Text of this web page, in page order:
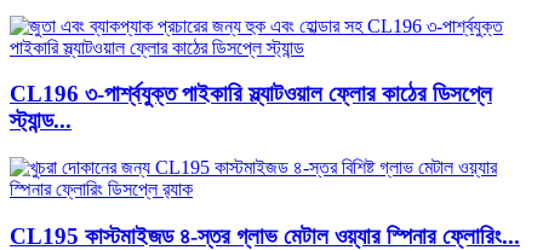
CL196 ৩-পার্শ্বযুক্ত পাইকারি স্ল্যাটওয়াল ফ্লোর কাঠের ডিসপ্লে
স্ট্যান্ড...
CL195 কাস্টমাইজড ৪-স্তর গ্লাভ মেটাল ওয়্যার স্পিনার ফ্লোরিং...